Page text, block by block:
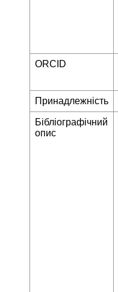
ORCID
Принадлежність
Бібліографічний
опис